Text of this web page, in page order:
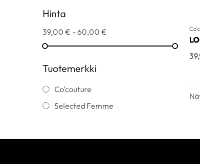
Hinta
39,00 € - 60,00 €
Tuotemerkki
Co'couture
Selected Femme